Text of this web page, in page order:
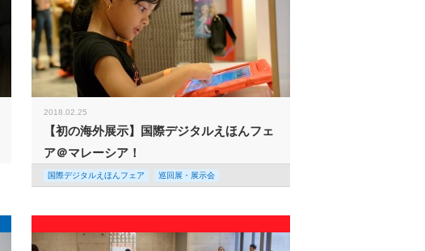
2018.02.25
【初の海外展示】国際デジタルえほんフェ
ア＠マレーシア！
国際デジタルえほんフェア 巡回展・展示会